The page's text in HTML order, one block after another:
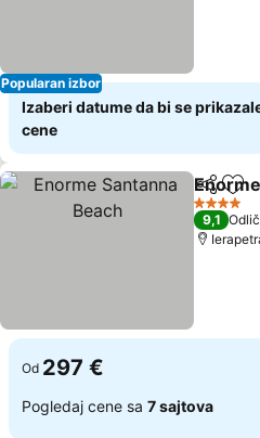
Popularan izbor
Izaberi datume da bi se
cene
Deli
4 Zvezdice
9,1
Od 297 €
Pogledaj cene sa 7 sajtova